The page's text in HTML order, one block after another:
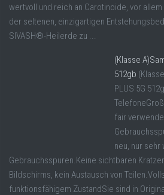
wertvoll und reich an Carotinoide, vor
der seltenen, einzigartigen
SIVASH®-Heilerde zu ...
(Klasse
512gb
PLUS 5G
fair
neu, nur sehr
Gebrauchsspuren.Keine sichtbaren
Bildschirms, kein Austausch von
funktionsfähigem ZustandSie sind in